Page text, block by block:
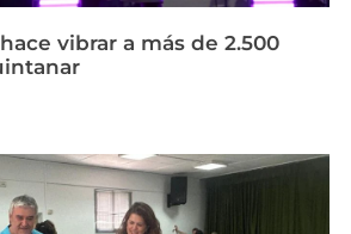
vibrar a más de 2.500